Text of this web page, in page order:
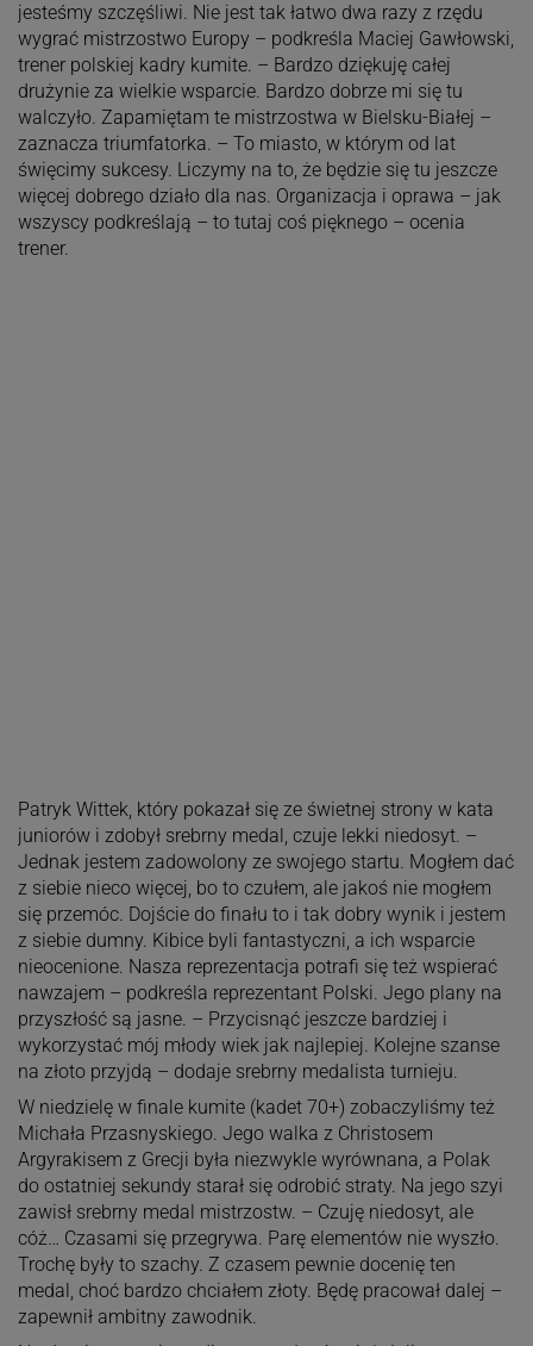
jesteśmy szczęśliwi. Nie jest tak łatwo dwa razy z rzędu
wygrać mistrzostwo Europy – podkreśla Maciej Gawłowski,
trener polskiej kadry kumite. – Bardzo dziękuję całej
drużynie za wielkie wsparcie. Bardzo dobrze mi się tu
walczyło. Zapamiętam te mistrzostwa w Bielsku-Białej –
zaznacza triumfatorka. – To miasto, w którym od lat
święcimy sukcesy. Liczymy na to, że będzie się tu jeszcze
więcej dobrego działo dla nas. Organizacja i oprawa – jak
wszyscy podkreślają – to tutaj coś pięknego – ocenia
trener.
Patryk Wittek, który pokazał się ze świetnej strony w kata
juniorów i zdobył srebrny medal, czuje lekki niedosyt. –
Jednak jestem zadowolony ze swojego startu. Mogłem dać
z siebie nieco więcej, bo to czułem, ale jakoś nie mogłem
się przemóc. Dojście do finału to i tak dobry wynik i jestem
z siebie dumny. Kibice byli fantastyczni, a ich wsparcie
nieocenione. Nasza reprezentacja potrafi się też wspierać
nawzajem – podkreśla reprezentant Polski. Jego plany na
przyszłość są jasne. – Przycisnąć jeszcze bardziej i
wykorzystać mój młody wiek jak najlepiej. Kolejne szanse
na złoto przyjdą – dodaje srebrny medalista turnieju.
W niedzielę w finale kumite (kadet 70+) zobaczyliśmy też
Michała Przasnyskiego. Jego walka z Christosem
Argyrakisem z Grecji była niezwykle wyrównana, a Polak
do ostatniej sekundy starał się odrobić straty. Na jego szyi
zawisł srebrny medal mistrzostw. – Czuję niedosyt, ale
cóż… Czasami się przegrywa. Parę elementów nie wyszło.
Trochę były to szachy. Z czasem pewnie docenię ten
medal, choć bardzo chciałem złoty. Będę pracował dalej –
zapewnił ambitny zawodnik.